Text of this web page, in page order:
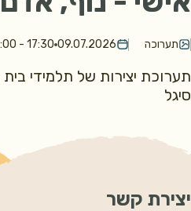
תערוכה 09.07.2026
17:30 - 19:00
תערוכת יצירות של תלמידי
סיגל
יצירת קשר